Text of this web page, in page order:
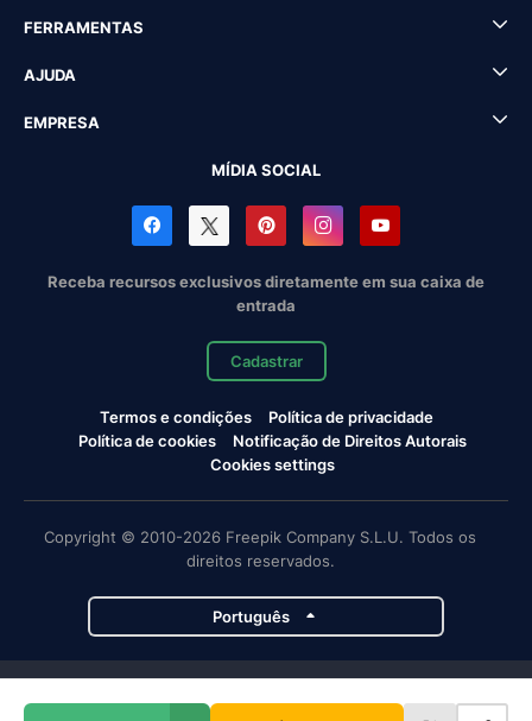
FERRAMENTAS
AJUDA
EMPRESA
MÍDIA SOCIAL
Receba recursos exclusivos diretamente em sua caixa de
entrada
Cadastrar
Termos e condições
Política de privacidade
Política de cookies
Notificação de Direitos Autorais
Cookies settings
Copyright © 2010-2026 Freepik Company S.L.U. Todos os
direitos reservados.
Português